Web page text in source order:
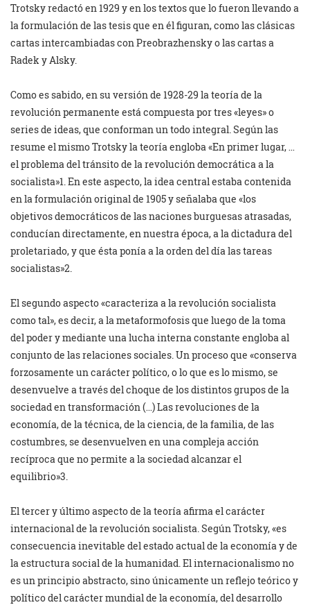
Trotsky redactó en 1929 y en los textos que lo fueron llevando a
la formulación de las tesis que en él figuran, como las clásicas
cartas intercambiadas con Preobrazhensky o las cartas a
Radek y Alsky.
Como es sabido, en su versión de 1928-29 la teoría de la
revolución permanente está compuesta por tres «leyes» o
series de ideas, que conforman un todo integral. Según las
resume el mismo Trotsky la teoría engloba «En primer lugar, …
el problema del tránsito de la revolución democrática a la
socialista»1. En este aspecto, la idea central estaba contenida
en la formulación original de 1905 y señalaba que «los
objetivos democráticos de las naciones burguesas atrasadas,
conducían directamente, en nuestra época, a la dictadura del
proletariado, y que ésta ponía a la orden del día las tareas
socialistas»2.
El segundo aspecto «caracteriza a la revolución socialista
como tal», es decir, a la metaformofosis que luego de la toma
del poder y mediante una lucha interna constante engloba al
conjunto de las relaciones sociales. Un proceso que «conserva
forzosamente un carácter político, o lo que es lo mismo, se
desenvuelve a través del choque de los distintos grupos de la
sociedad en transformación (…) Las revoluciones de la
economía, de la técnica, de la ciencia, de la familia, de las
costumbres, se desenvuelven en una compleja acción
recíproca que no permite a la sociedad alcanzar el
equilibrio»3.
El tercer y último aspecto de la teoría afirma el carácter
internacional de la revolución socialista. Según Trotsky, «es
consecuencia inevitable del estado actual de la economía y de
la estructura social de la humanidad. El internacionalismo no
es un principio abstracto, sino únicamente un reflejo teórico y
político del carácter mundial de la economía, del desarrollo